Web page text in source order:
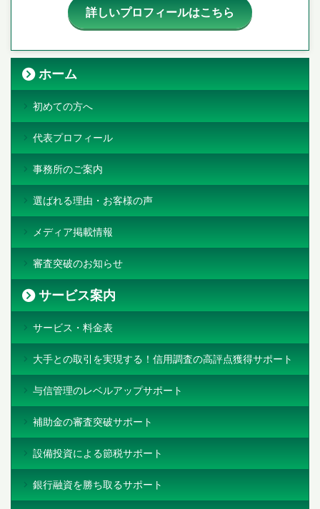
詳しいプロフィールはこちら
ホーム
初めての方へ
代表プロフィール
事務所のご案内
選ばれる理由・お客様の声
メディア掲載情報
審査突破のお知らせ
サービス案内
サービス・料金表
大手との取引を実現する！信用調査の高評点獲得サポート
与信管理のレベルアップサポート
補助金の審査突破サポート
設備投資による節税サポート
銀行融資を勝ち取るサポート